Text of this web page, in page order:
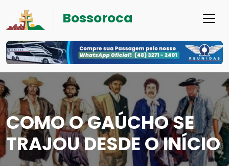
Bossoroca
COMO O GAÚCHO SE
TRAJOU DESDE O INÍCIO